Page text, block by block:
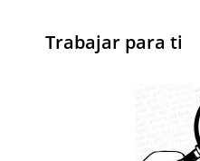
Trabajar para ti